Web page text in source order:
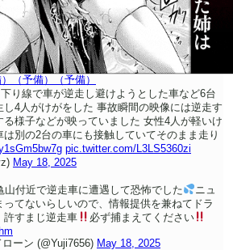
（予備）
（予備）
下り線で車が逆走し避けようとした車など6台
4人がけがをした 事故瞬間の映像には逆走す
様子などが映っていました 女性4人が軽いけ
は別の2台の車にも接触していてそのまま走り
pic.twitter.com/L3LS5360zi
May 18, 2025
付近で逆走車に遭遇して恐怖でした
ニュ
てないらしいので、情報提供を兼ねてドラ
許すまじ逆走車
必ず捕まえてください
ーン (@Yuji7656) May 18, 2025